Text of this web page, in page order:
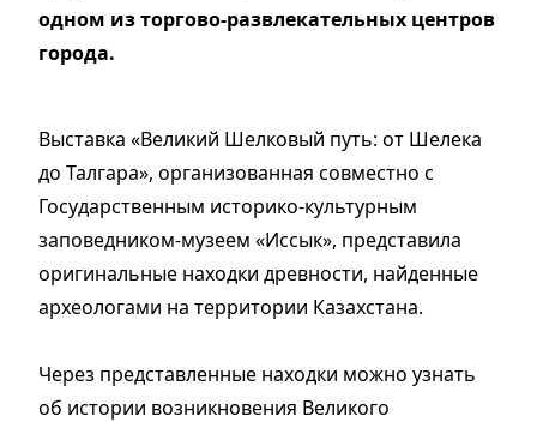
одном из торгово-развлекательных центров
города.
Выставка «Великий Шелковый путь: от Шелека
до Талгара», организованная совместно с
Государственным историко-культурным
заповедником-музеем «Иссык», представила
оригинальные находки древности, найденные
археологами на территории Казахстана.
Через представленные находки можно узнать
об истории возникновения Великого